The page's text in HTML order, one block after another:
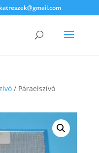
/ Páraelszívó